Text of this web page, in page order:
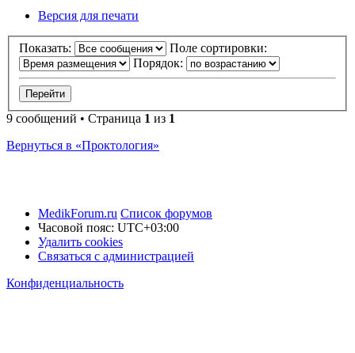
Версия для печати
Показать:
Поле сортировки:
Порядок:
9 сообщений • Страница 1 из 1
Вернуться в «Проктология»
MedikForum.ru Список форумов
Часовой пояс: UTC+03:00
Удалить cookies
Связаться с администрацией
Конфиденциальность